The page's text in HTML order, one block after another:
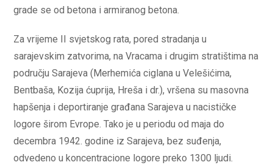
grade se od betona i armiranog betona.
Za vrijeme II svjetskog rata, pored stradanja u
sarajevskim zatvorima, na Vracama i drugim stratištima na
području Sarajeva (Merhemića ciglana u Velešićima,
Bentbaša, Kozija ćuprija, Hreša i dr.), vršena su masovna
hapšenja i deportiranje građana Sarajeva u nacističke
logore širom Evrope. Tako je u periodu od maja do
decembra 1942. godine iz Sarajeva, bez suđenja,
odvedeno u koncentracione logore preko 1300 ljudi.